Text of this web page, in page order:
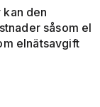
den
såsom el
elnätsavgift